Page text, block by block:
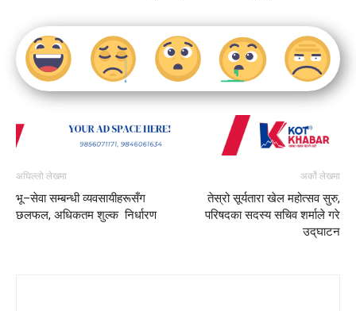
अघिल्लो लेखमा
भू–सेवा सम्बन्धी व्यवसायीहरूसँग
छलफल, अधिकतम शुल्क निर्धारण
अर्को लेखमा
तेस्रो सूर्यतारा खेल महोत्सव सुरु,
परिषदका सदस्य सचिव शर्माले गरे
उद्‌घाटन